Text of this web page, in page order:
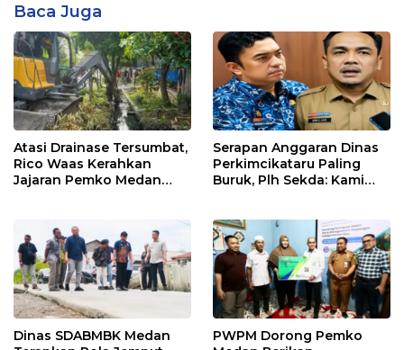
Baca Juga
Atasi Drainase Tersumbat,
Rico Waas Kerahkan
Jajaran Pemko Medan
Serapan Anggaran Dinas
Perkimcikataru Paling
Buruk, Plh Sekda: Kami
Dinas SDABMBK Medan
PWPM Dorong Pemko